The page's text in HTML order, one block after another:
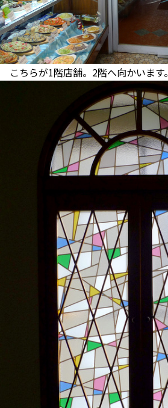
こちらが1階店舗。2階へ向かいます。